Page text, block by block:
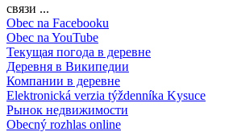
связи ...
Obec na Facebooku
Obec na YouTube
Текущая погода в деревне
Деревня в Википедии
Компании в деревне
Elektronická verzia týždenníka Kysuce
Рынок недвижимости
Obecný rozhlas online